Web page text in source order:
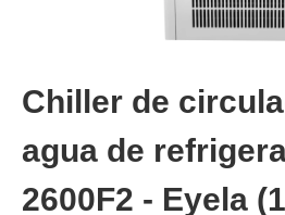
Chiller de
agua de
2600F2 - Eyela